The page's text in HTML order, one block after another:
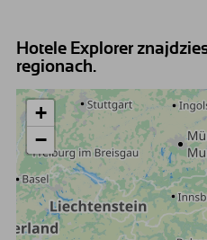
Hotele Explorer
regionach.
+
−